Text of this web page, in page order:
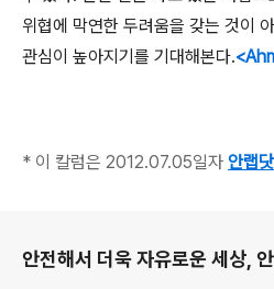
위협에 막연한 두려움을 갖는 것이
관심이 높아지기를 기대해본다.
* 이 칼럼은 2012.07.05일자 안랩
안전해서 더욱 자유로운 세상,